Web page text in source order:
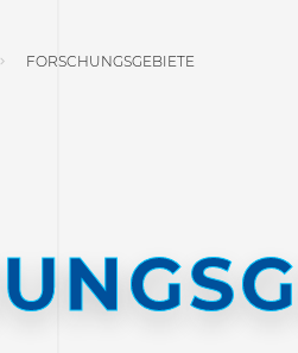
FORSCHUNGSGEBIETE